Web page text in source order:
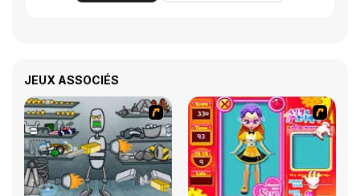
JEUX ASSOCIÉS